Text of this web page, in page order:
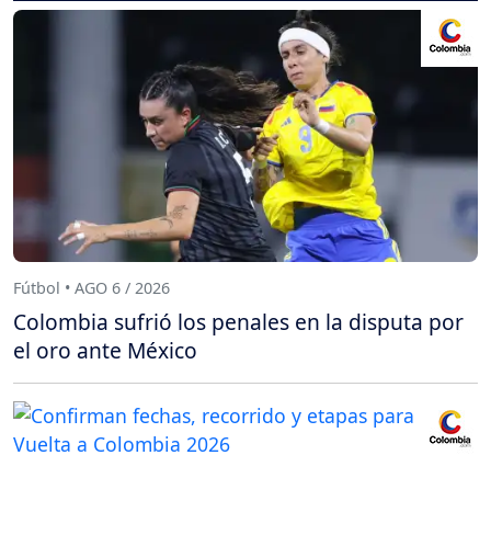
Fútbol • AGO 6 / 2026
Colombia sufrió los penales en la disputa por
el oro ante México